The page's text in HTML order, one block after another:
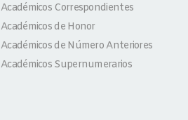
Académicos Correspondientes
Académicos de Honor
Académicos de Número Anteriores
Académicos Supernumerarios